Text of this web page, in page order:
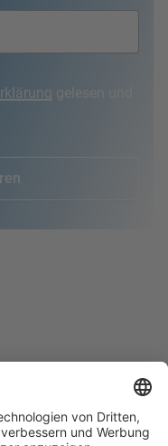
gelesen und